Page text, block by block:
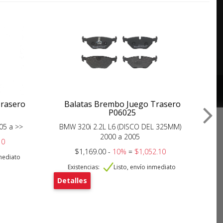
a >>
Balatas Brembo Juego Trasero
P06025
BMW 320i 2.2L L6 (DISCO DEL 325MM)
2000 a 2005
$1,169.00 - 10% = $1,052.10
Existencias: Listo, envío inmediato
Detalles